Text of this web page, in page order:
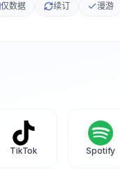
仅数据 续订 漫游
TikTok Spotify